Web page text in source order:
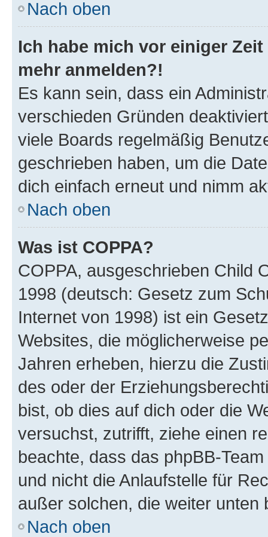
Nach oben
Ich habe mich vor einiger
mehr anmelden?!
Es kann sein, dass ein
verschieden Gründen
viele Boards regelmäßig
geschrieben haben, um die
dich einfach erneut und nimm
Nach oben
Was ist COPPA?
COPPA, ausgeschrieben Child
1998 (deutsch: Gesetz zum
Internet von 1998) ist ein
Websites, die möglicherweise
Jahren erheben, hierzu die
des oder der
bist, ob dies auf dich oder die
versuchst, zutrifft, ziehe einen
beachte, dass das phpBB-
und nicht die Anlaufstelle für
außer solchen, die weiter unten
Nach oben